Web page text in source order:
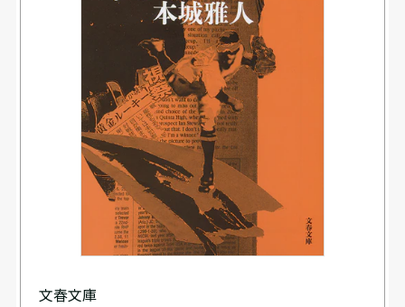
文春文庫